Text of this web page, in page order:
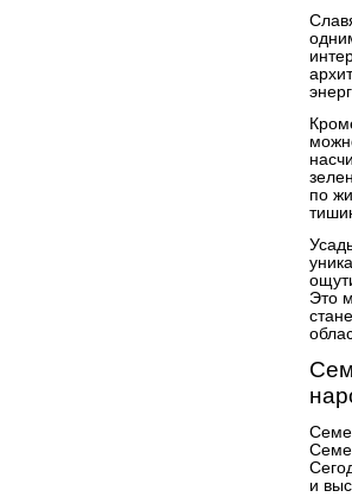
по
Это
и